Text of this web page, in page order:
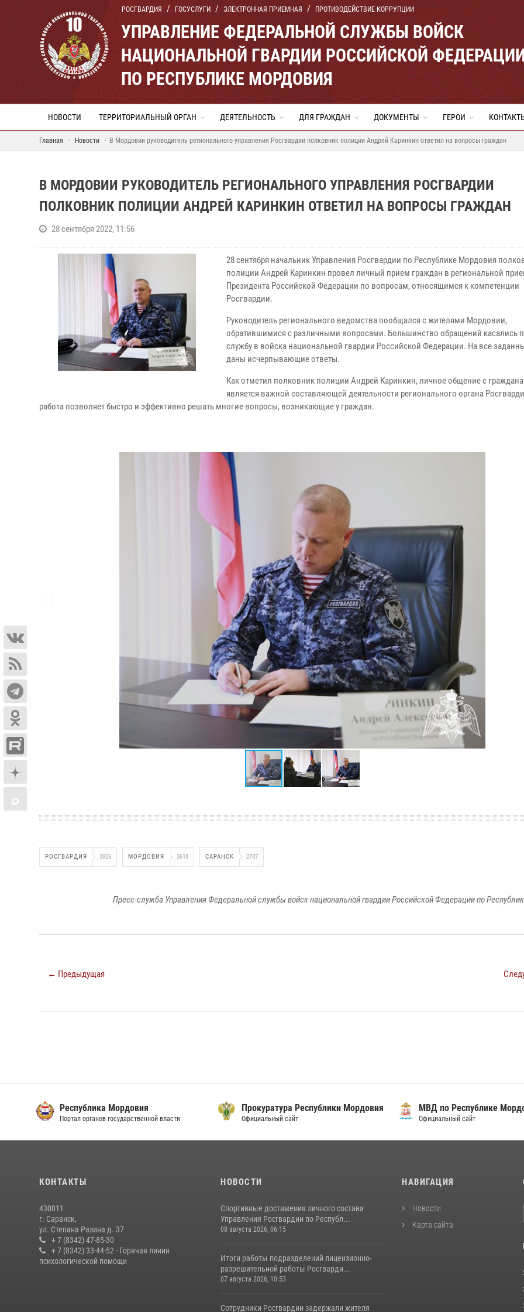
РОСГВАРДИЯ ГОСУСЛУГИ ЭЛЕКТРОННАЯ ПРИЕМНАЯ ПРОТИВОДЕЙСТВИЕ КОРРУПЦИИ
УПРАВЛЕНИЕ ФЕДЕРАЛЬНОЙ СЛУЖБЫ ВОЙСК
НАЦИОНАЛЬНОЙ ГВАРДИИ РОССИЙСКОЙ
ПО РЕСПУБЛИКЕ МОРДОВИЯ
НОВОСТИ ТЕРРИТОРИАЛЬНЫЙ ОРГАН ДЕЯТЕЛЬНОСТЬ ДЛЯ ГРАЖДАН ДОКУМЕНТЫ ГЕРОИ
Главная Новости В Мордовии руководитель регионального управления Росгвардии полковник полиции Андрей Каринкин ответил на вопросы граждан
В МОРДОВИИ РУКОВОДИТЕЛЬ РЕГИОНАЛЬНОГО УПРАВЛЕНИЯ РОСГВАРДИИ
ПОЛКОВНИК ПОЛИЦИИ АНДРЕЙ КАРИНКИН ОТВЕТИЛ НА ВОПРОСЫ ГРАЖДАН
28 сентября 2022, 11:56
28 сентября начальник Управления Росгвардии по Республике Мордовия
полиции Андрей Каринкин провел личный прием граждан в региональной
Президента Российской Федерации по вопросам, относящимся к компетенции
Росгвардии.
Руководитель регионального ведомства пообщался с жителями Мордовии,
обратившимися с различными вопросами. Большинство обращений касались
службу в войска национальной гвардии Российской Федерации. На все
даны исчерпывающие ответы.
Как отметил полковник полиции Андрей Каринкин, личное общение с
является важной составляющей деятельности регионального органа
работа позволяет быстро и эффективно решать многие вопросы, возникающие у граждан.
РОСГВАРДИЯ 3926 МОРДОВИЯ 3618 САРАНСК 2787
Пресс-служба Управления Федеральной службы войск национальной гвардии Российской Федерации по
← Предыдущая
Республика Мордовия
Портал органов государственной власти
Прокуратура Республики Мордовия
Официальный сайт
МВД по Республике
Официальный сайт
КОНТАКТЫ
430011
г. Саранск,
ул. Степана Разина д. 37
+ 7 (8342) 47-85-30
+ 7 (8342) 33-44-52 - Горячая линия
психологической помощи
НОВОСТИ
Спортивные достижения личного состава
Управления Росгвардии по Республ...
08 августа 2026, 06:15
Итоги работы подразделений лицензионно-
разрешительной работы Росгварди...
07 августа 2026, 10:53
Сотрудники Росгвардии задержали жителя
НАВИГАЦИЯ
Новости
Карта сайта